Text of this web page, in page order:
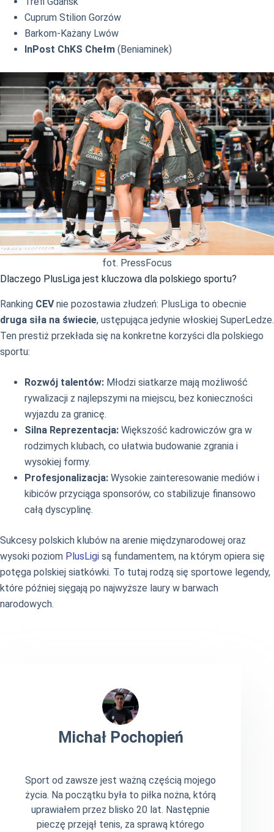
Cuprum Stilion Gorzów
Barkom-Każany Lwów
InPost ChKS Chełm (Beniaminek)
fot. PressFocus
Dlaczego PlusLiga jest kluczowa dla polskiego sportu?
Ranking CEVnie pozostawia złudzeń: PlusLiga to obecnie
druga siła na świecie, ustępująca jedynie włoskiej SuperLedze.
Ten prestiż przekłada się na konkretne korzyści dla polskiego
sportu:
Rozwój talentów: Młodzi siatkarze mają możliwość
rywalizacji z najlepszymi na miejscu, bez konieczności
wyjazdu za granicę.
Silna Reprezentacja: Większość kadrowiczów gra w
rodzimych klubach, co ułatwia budowanie zgrania i
wysokiej formy.
Profesjonalizacja: Wysokie zainteresowanie mediów i
kibiców przyciąga sponsorów, co stabilizuje finansowo
całą dyscyplinę.
Sukcesy polskich klubów na arenie międzynarodowej oraz
wysoki poziom PlusLigi są fundamentem, na którym opiera się
potęga polskiej siatkówki. To tutaj rodzą się sportowe legendy,
które później sięgają po najwyższe laury w barwach
narodowych.
Michał Pochopień
Sport od zawsze jest ważną częścią mojego
życia. Na początku była to piłka nożna, którą
uprawiałem przez blisko 20 lat. Następnie
pieczę przejął tenis, za sprawą którego